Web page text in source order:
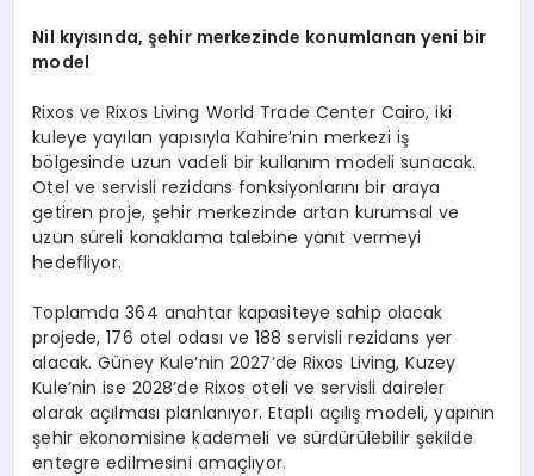
Nil kıyısında, şehir merkezinde konumlanan yeni bir
model
Rixos ve Rixos Living World Trade Center Cairo, iki
kuleye yayılan yapısıyla Kahire’nin merkezi iş
bölgesinde uzun vadeli bir kullanım modeli sunacak.
Otel ve servisli rezidans fonksiyonlarını bir araya
getiren proje, şehir merkezinde artan kurumsal ve
uzun süreli konaklama talebine yanıt vermeyi
hedefliyor.
Toplamda 364 anahtar kapasiteye sahip olacak
projede, 176 otel odası ve 188 servisli rezidans yer
alacak. Güney Kule’nin 2027’de Rixos Living, Kuzey
Kule’nin ise 2028’de Rixos oteli ve servisli daireler
olarak açılması planlanıyor. Etaplı açılış modeli, yapının
şehir ekonomisine kademeli ve sürdürülebilir şekilde
entegre edilmesini amaçlıyor.